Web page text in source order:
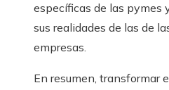
específicas de las pymes
sus realidades de las de
empresas.
En resumen, transformar